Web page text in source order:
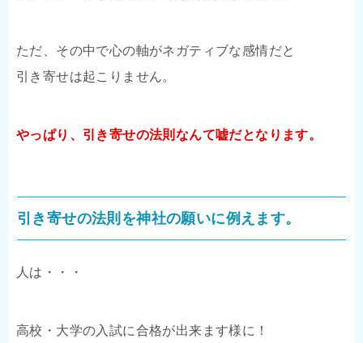
ただ、その中で心の軸がネガティブな感情だと
引き寄せは起こりません。
やっぱり、引き寄せの法則なんて嘘だとなります。
引き寄せの法則を神社の願いに例えます。
人は・・・
高校・大学の入試に合格が出来ます様に！